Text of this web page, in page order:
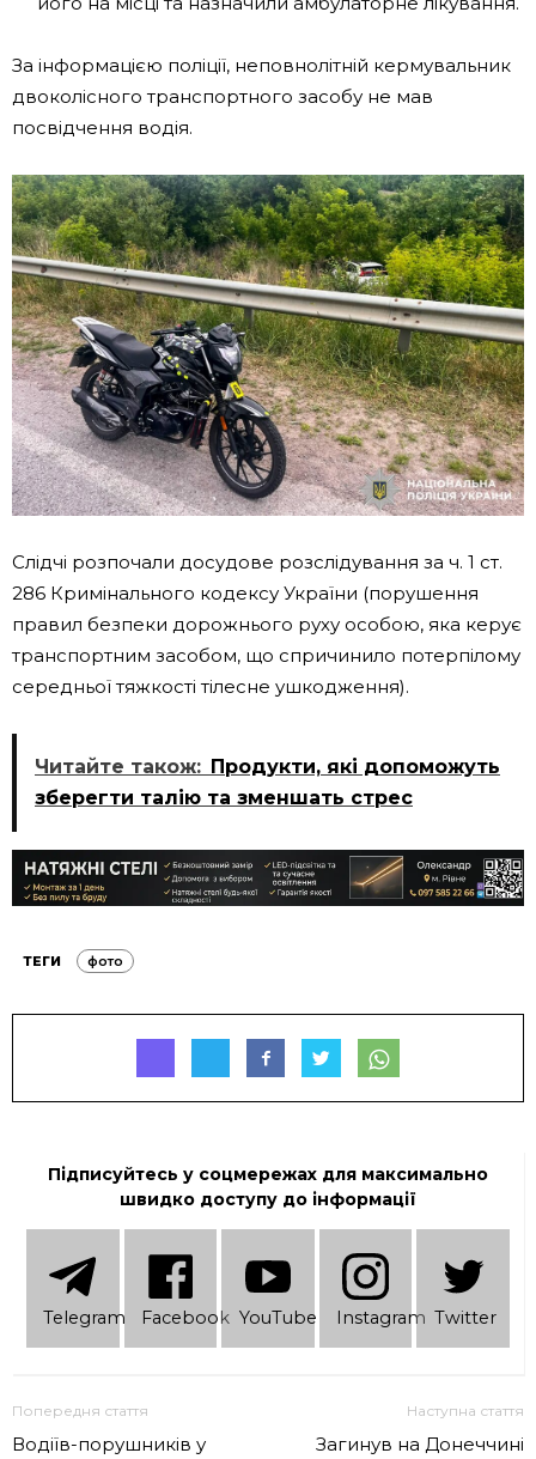
За інформацією поліції, неповнолітній кермувальник
двоколісного транспортного засобу не мав
посвідчення водія.
Слідчі розпочали досудове розслідування за ч. 1 ст.
286 Кримінального кодексу України (порушення
правил безпеки дорожнього руху особою, яка керує
транспортним засобом, що спричинило потерпілому
середньої тяжкості тілесне ушкодження).
Читайте також: Продукти, які допоможуть
зберегти талію та зменшать стрес
ТЕГИ фото
Підписуйтесь у соцмережах для максимально
швидко доступу до інформації
Telеgram Facebook YouTube Instagram Twitter
Попередня стаття
Водіїв-порушників у
Наступна стаття
Загинув на Донеччині